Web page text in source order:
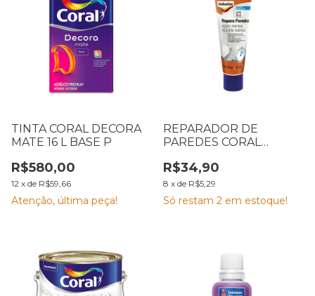
TINTA CORAL DECORA
MATE 16 L BASE P
R$580,00
12 x de R$59,66
Atenção, última peça!
REPARADOR DE
PAREDES CORAL
R$34,90
8 x de R$5,29
Só restam 2 em estoque!